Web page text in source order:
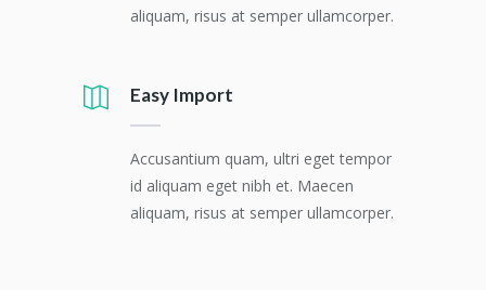
aliquam, risus at semper ullamcorper.
Easy Import
Accusantium quam, ultri eget tempor
id aliquam eget nibh et. Maecen
aliquam, risus at semper ullamcorper.